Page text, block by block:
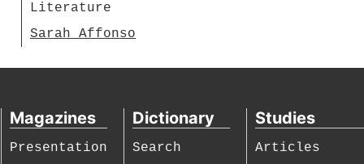
Literature
Sarah Affonso
Magazines
Presentation
Dictionary
Search
Studies
Articles